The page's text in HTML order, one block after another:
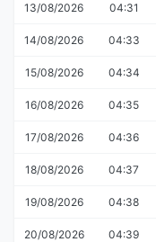
13/08/2026 04:31
14/08/2026 04:33
15/08/2026 04:34
16/08/2026 04:35
17/08/2026 04:36
18/08/2026 04:37
19/08/2026 04:38
20/08/2026 04:39